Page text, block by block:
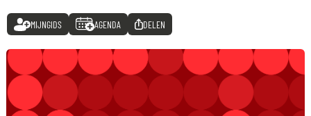
MIJNGIDS AGENDA DELEN